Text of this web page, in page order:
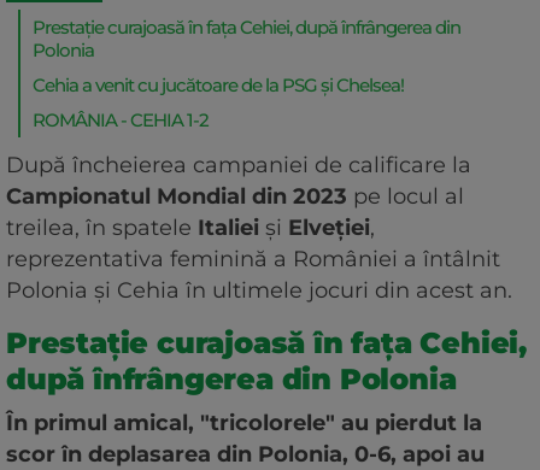
Prestație curajoasă în fața Cehiei, după înfrângerea din
Polonia
Cehia a venit cu jucătoare de la PSG și Chelsea!
ROMÂNIA - CEHIA 1-2
După încheierea campaniei de calificare la
Campionatul Mondial din 2023 pe locul al
treilea, în spatele Italiei și Elveției,
reprezentativa feminină a României a întâlnit
Polonia și Cehia în ultimele jocuri din acest an.
Prestație curajoasă în fața Cehiei,
după înfrângerea din Polonia
În primul amical, "tricolorele" au pierdut la
scor în deplasarea din Polonia, 0-6, apoi au